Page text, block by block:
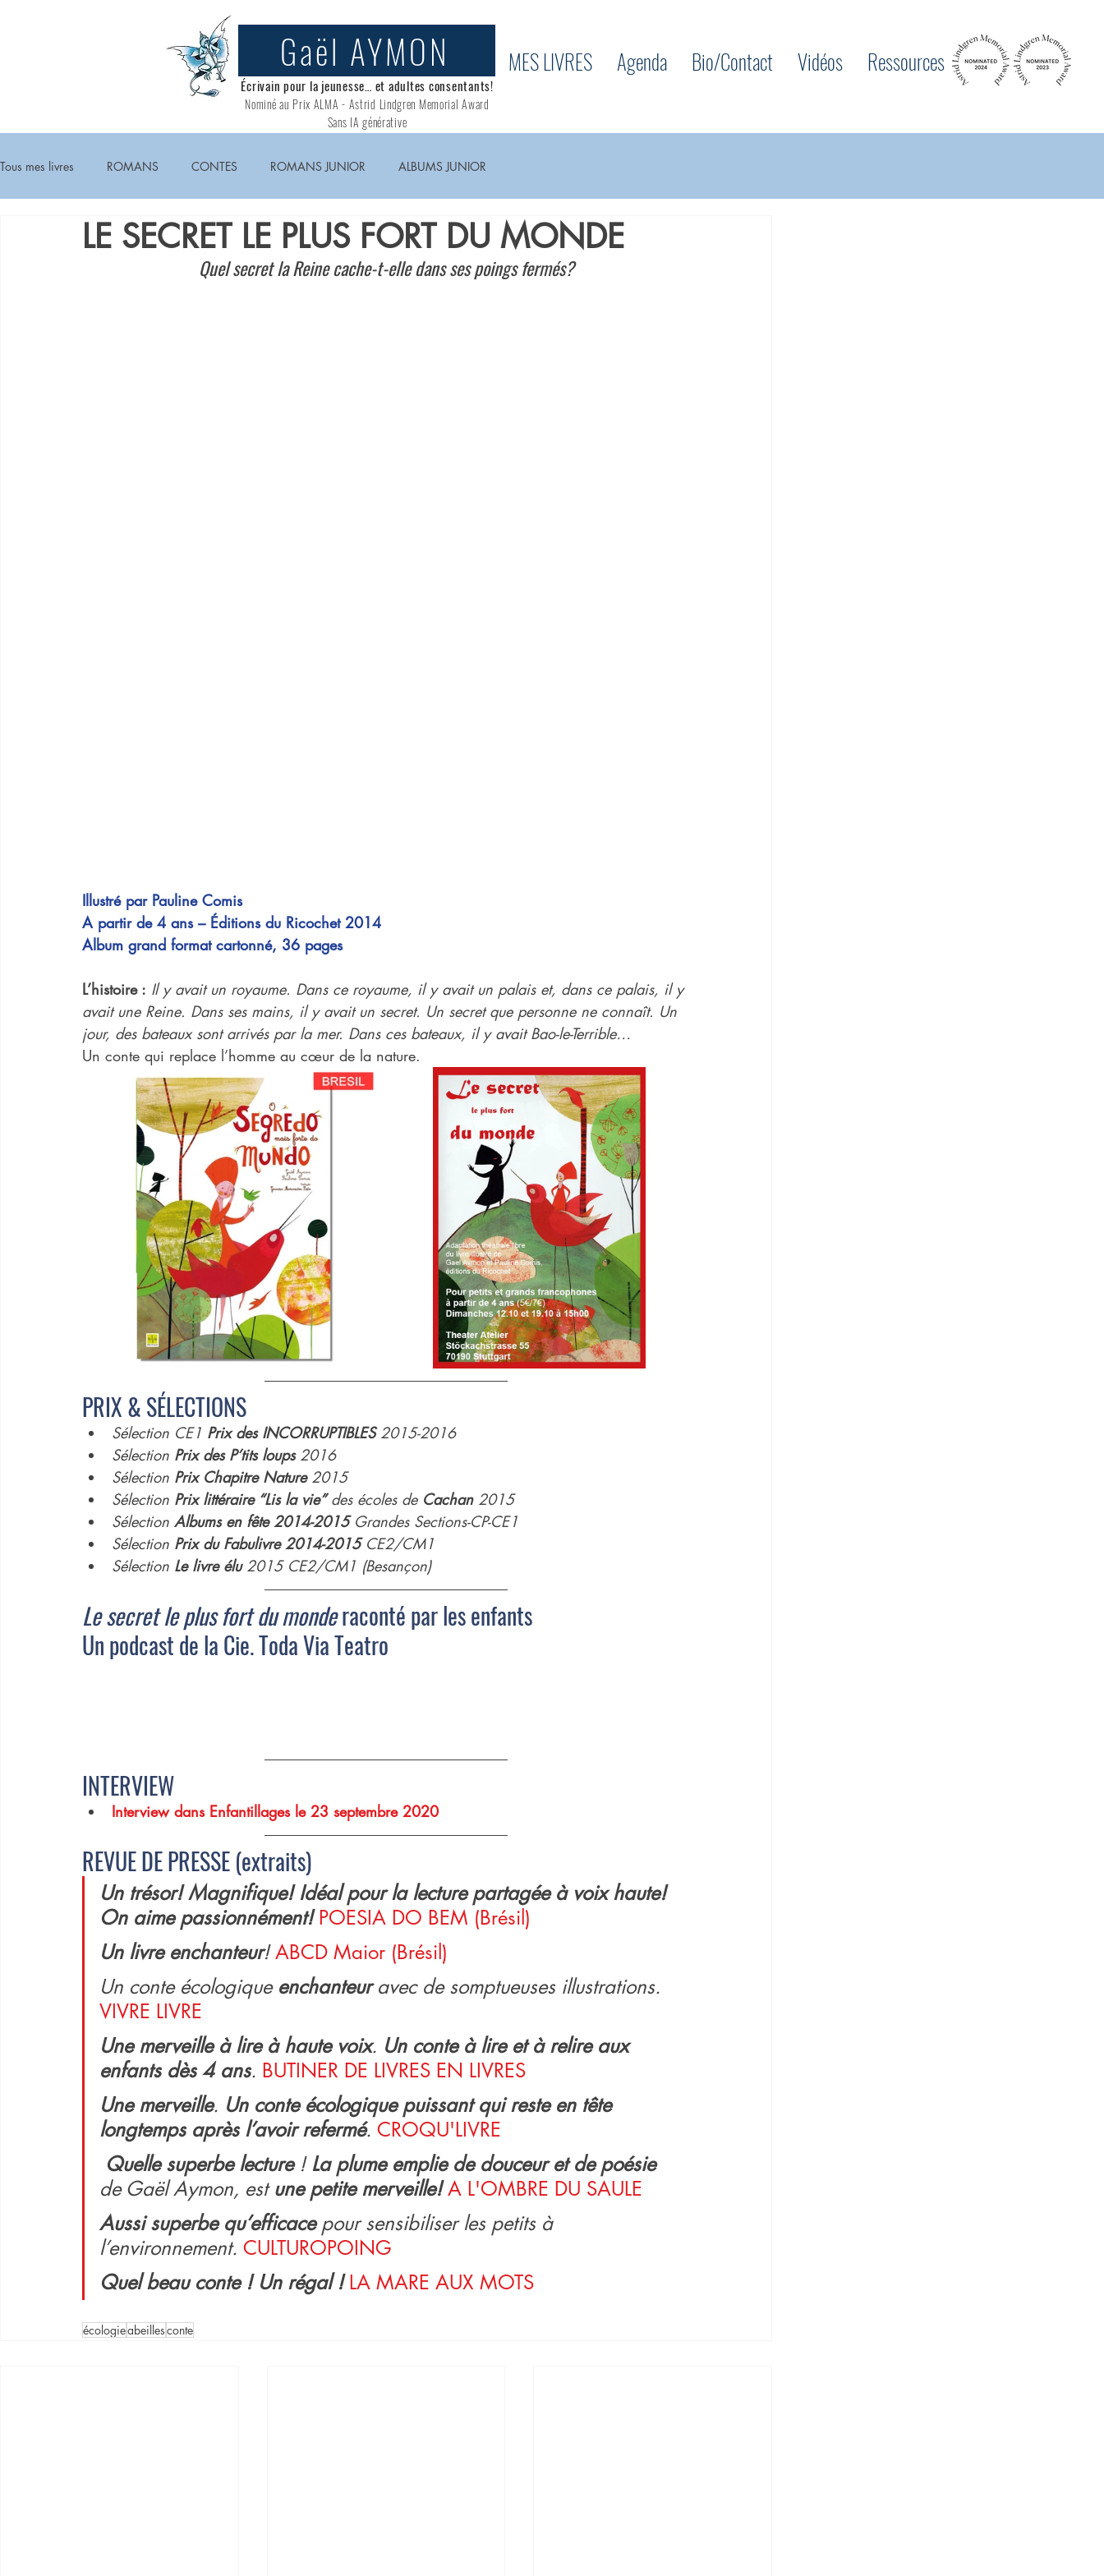
Gaël AYMON
Écrivain pour la jeunesse… et adultes consentants!
Nominé au Prix ALMA - Astrid Lindgren Memorial Award
Sans IA générative
MES LIVRES Agenda Bio/Contact Vidéos Ressources
Tous mes livres ROMANS CONTES ROMANS JUNIOR ALBUMS JUNIOR
LE SECRET LE PLUS FORT DU MONDE
Quel secret la Reine cache-t-elle dans ses poings fermés?
Illustré par Pauline Comis
A partir de 4 ans – Éditions du Ricochet 2014
Album grand format cartonné, 36 pages
L’histoire : Il y avait un royaume. Dans ce royaume, il y avait un palais et, dans ce palais, il y
avait une Reine. Dans ses mains, il y avait un secret. Un secret que personne ne connaît. Un
jour, des bateaux sont arrivés par la mer. Dans ces bateaux, il y avait Bao-le-Terrible…
Un conte qui replace l’homme au cœur de la nature.
PRIX & SÉLECTIONS
Sélection CE1 Prix des INCORRUPTIBLES 2015-2016
Sélection Prix des P’tits loups 2016
Sélection Prix Chapitre Nature 2015
Sélection Prix littéraire “Lis la vie” des écoles de Cachan 2015
Sélection Albums en fête 2014-2015 Grandes Sections-CP-CE1
Sélection Prix du Fabulivre 2014-2015 CE2/CM1
Sélection Le livre élu 2015 CE2/CM1 (Besançon)
Le secret le plus fort du monde raconté par les enfants
Un podcast de la Cie. Toda Via Teatro
INTERVIEW
Interview dans Enfantillages le 23 septembre 2020
REVUE DE PRESSE (extraits)
Un trésor! Magnifique! Idéal pour la lecture partagée à voix haute!
On aime passionnément! POESIA DO BEM (Brésil)
Un livre enchanteur! ABCD Maior (Brésil)
Un conte écologique enchanteur avec de somptueuses illustrations.
VIVRE LIVRE
Une merveille à lire à haute voix. Un conte à lire et à relire aux
enfants dès 4 ans. BUTINER DE LIVRES EN LIVRES
Une merveille. Un conte écologique puissant qui reste en tête
longtemps après l’avoir refermé. CROQU'LIVRE
Quelle superbe lecture ! La plume emplie de douceur et de poésie
de Gaël Aymon, est une petite merveille! A L'OMBRE DU SAULE
Aussi superbe qu’efficace pour sensibiliser les petits à
l’environnement. CULTUROPOING
Quel beau conte ! Un régal ! LA MARE AUX MOTS
écologieabeillesconte